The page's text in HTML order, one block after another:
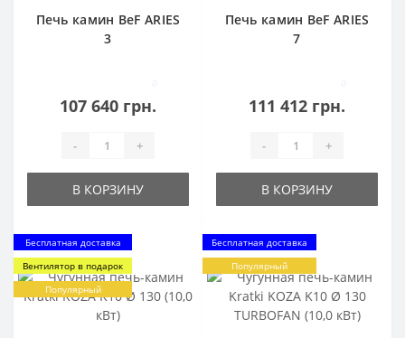
Печь камин BeF ARIES
3
107 640 грн.
- +
В КОРЗИНУ
Печь камин BeF ARIES
7
111 412 грн.
- +
В КОРЗИНУ
Бесплатная доставка
Вентилятор в подарок
Популярный
Бесплатная доставка
Популярный